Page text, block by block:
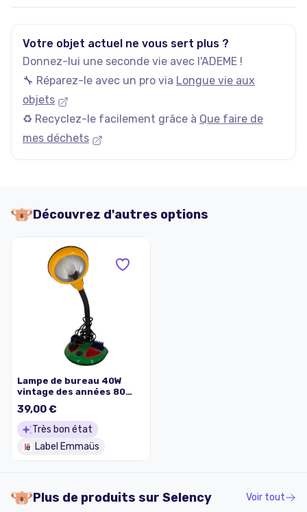
Votre objet actuel ne vous sert plus ?
Donnez-lui une seconde vie avec l'ADEME !
🔧 Réparez-le avec un pro via Longue vie aux
objets
♻️ Recyclez-le facilement grâce à Que faire de
mes déchets
Découvrez d'autres options
Lampe de bureau 40W
vintage des années 80
très colorée au design
ludique style Memphis
KYOJI TANAKA
39,00 €
Très bon état
Label Emmaüs
Plus de produits sur Selency Voir tout